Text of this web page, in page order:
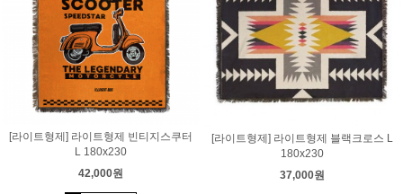
[라이트형제] 라이트형제 빈티지스쿠터
L 180x230
42,000원
[라이트형제] 라이트형제 블랙크로스 L
180x230
37,000원